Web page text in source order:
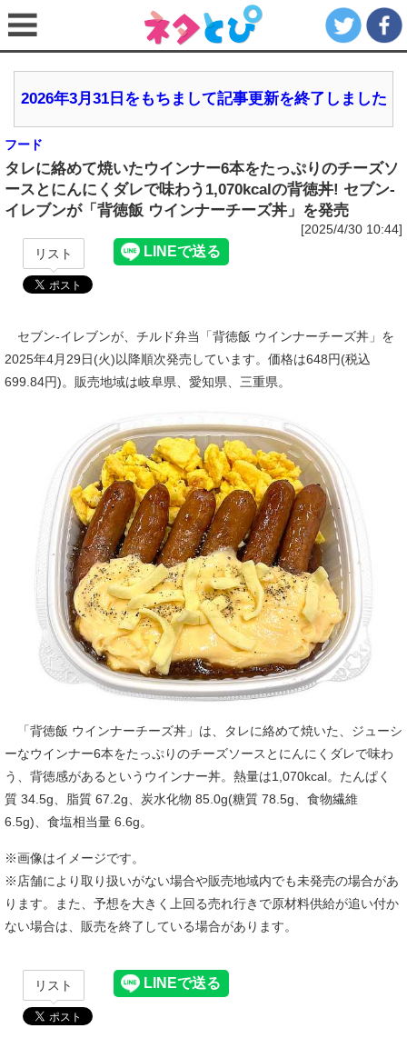
2026年3月31日をもちまして記事更新を終了しました
フード
タレに絡めて焼いたウインナー6本をたっぷりのチーズソ
ースとにんにくダレで味わう1,070kcalの背徳丼! セブン‐
イレブンが「背徳飯 ウインナーチーズ丼」を発売
[2025/4/30 10:44]
リスト
セブン‐イレブンが、チルド弁当「背徳飯 ウインナーチーズ丼」を
2025年4月29日(火)以降順次発売しています。価格は648円(税込
699.84円)。販売地域は岐阜県、愛知県、三重県。
「背徳飯 ウインナーチーズ丼」は、タレに絡めて焼いた、ジューシ
ーなウインナー6本をたっぷりのチーズソースとにんにくダレで味わ
う、背徳感があるというウインナー丼。熱量は1,070kcal。たんぱく
質 34.5g、脂質 67.2g、炭水化物 85.0g(糖質 78.5g、食物繊維
6.5g)、食塩相当量 6.6g。
※画像はイメージです。
※店舗により取り扱いがない場合や販売地域内でも未発売の場合があ
ります。また、予想を大きく上回る売れ行きで原材料供給が追い付か
ない場合は、販売を終了している場合があります。
リスト